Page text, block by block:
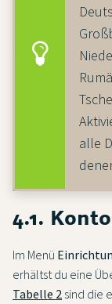
alle
4.1.
Im Menü
erhältst du eine
Tabelle 2 sind die